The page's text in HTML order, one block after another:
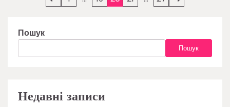
Пошук
Пошук
Недавні записи